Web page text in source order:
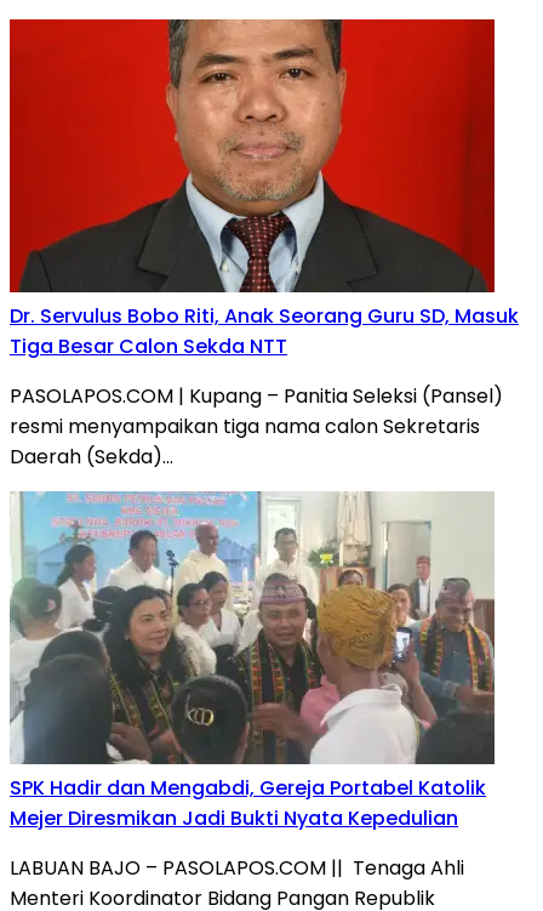
Dr. Servulus Bobo Riti, Anak Seorang Guru SD, Masuk
Tiga Besar Calon Sekda NTT
PASOLAPOS.COM | Kupang – Panitia Seleksi (Pansel)
resmi menyampaikan tiga nama calon Sekretaris
Daerah (Sekda)…
SPK Hadir dan Mengabdi, Gereja Portabel Katolik
Mejer Diresmikan Jadi Bukti Nyata Kepedulian
LABUAN BAJO – PASOLAPOS.COM || Tenaga Ahli
Menteri Koordinator Bidang Pangan Republik